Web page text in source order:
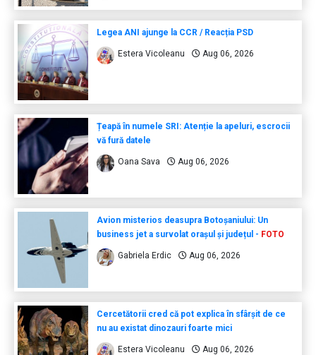
Legea ANI ajunge la CCR / Reacția PSD
Estera Vicoleanu Aug 06, 2026
Țeapă în numele SRI: Atenție la apeluri, escrocii
vă fură datele
Oana Sava Aug 06, 2026
Avion misterios deasupra Botoșaniului: Un
business jet a survolat orașul și județul - FOTO
Gabriela Erdic Aug 06, 2026
Cercetătorii cred că pot explica în sfârșit de ce
nu au existat dinozauri foarte mici
Estera Vicoleanu Aug 06, 2026